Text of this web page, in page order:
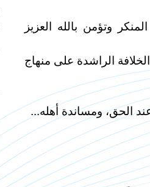
وتؤمن بالله العزيز
الراشدة على منهاج
الحق، ومساندة أهله...